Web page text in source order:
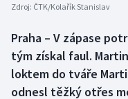
Box
Curling
Zdroj: ČTK/Kolařík Stanislav
Praha – V zápase
tým získal faul.
loktem do tváře
odnesl těžký otřes